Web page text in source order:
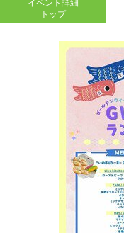
イベント詳細
トップ